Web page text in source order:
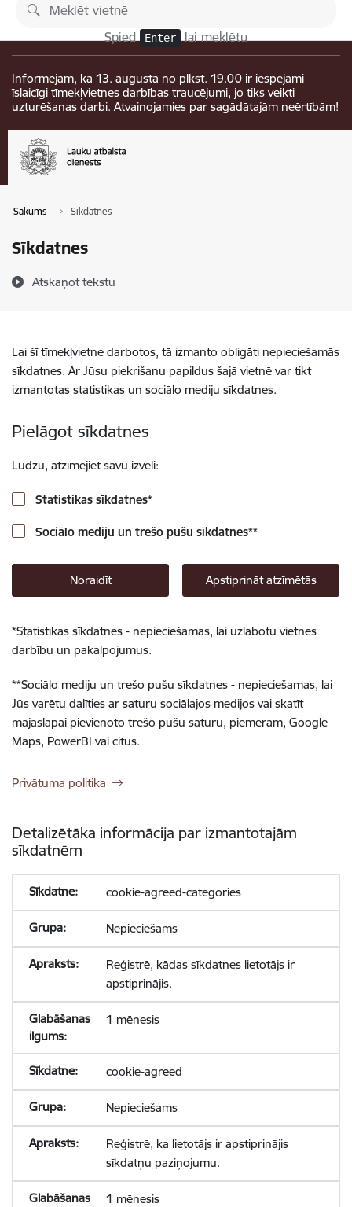
Pāriet uz lapas saturu
Spied Enter lai meklētu
Informējam, ka 13. augustā no plkst. 19.00 ir iespējami
īslaicīgi tīmekļvietnes darbības traucējumi, jo tiks veikti
uzturēšanas darbi. Atvainojamies par sagādātajām neērtībām!
Sākums Sīkdatnes
Sīkdatnes
Atskaņot tekstu
Lai šī tīmekļvietne darbotos, tā izmanto obligāti nepieciešamās
sīkdatnes. Ar Jūsu piekrišanu papildus šajā vietnē var tikt
izmantotas statistikas un sociālo mediju sīkdatnes.
Pielāgot sīkdatnes
Lūdzu, atzīmējiet savu izvēli:
Statistikas sīkdatnes*
Sociālo mediju un trešo pušu sīkdatnes**
Noraidīt Apstiprināt atzīmētās
*Statistikas sīkdatnes - nepieciešamas, lai uzlabotu vietnes
darbību un pakalpojumus.
**Sociālo mediju un trešo pušu sīkdatnes - nepieciešamas, lai
Jūs varētu dalīties ar saturu sociālajos medijos vai skatīt
mājaslapai pievienoto trešo pušu saturu, piemēram, Google
Maps, PowerBI vai citus.
Privātuma politika
Detalizētāka informācija par izmantotajām
sīkdatnēm
cookie-agreed-categories
Nepieciešams
Reģistrē, kādas sīkdatnes lietotājs ir
apstiprinājis.
1 mēnesis
cookie-agreed
Nepieciešams
Reģistrē, ka lietotājs ir apstiprinājis
sīkdatņu paziņojumu.
1 mēnesis